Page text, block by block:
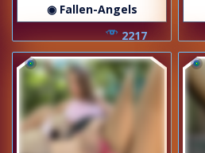
◉ Fallen-Angels
2217